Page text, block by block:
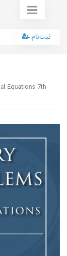
ثبت‌نام
Equations 7th